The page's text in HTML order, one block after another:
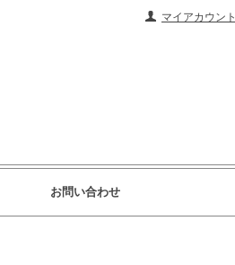
マイアカウント
お問い合わせ